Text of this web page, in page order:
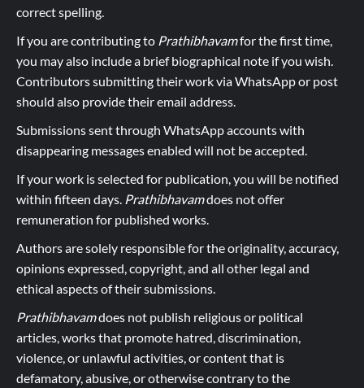
correct spelling.
If you are contributing to Prathibhavamfor the first time,
you may also include a brief biographical note if you wish.
Contributors submitting their work via WhatsApp or post
should also provide their email address.
Submissions sent through WhatsApp accounts with
disappearing messages enabled will not be accepted.
If your work is selected for publication, you will be notified
within fifteen days. Prathibhavamdoes not offer
remuneration for published works.
Authors are solely responsible for the originality, accuracy,
opinions expressed, copyright, and all other legal and
ethical aspects of their submissions.
Prathibhavamdoes not publish religious or political
articles, works that promote hatred, discrimination,
violence, or unlawful activities, or content that is
defamatory, abusive, or otherwise contrary to the